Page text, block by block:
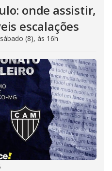
onde assistir,
escalações
(8), às 16h